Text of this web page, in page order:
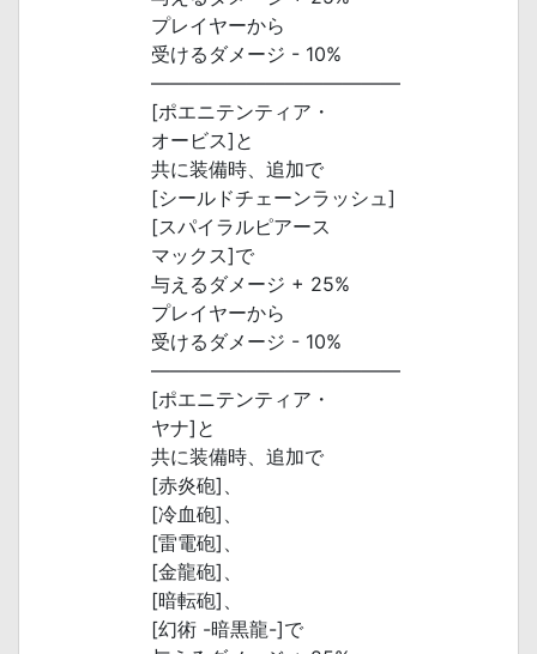
プレイヤーから
受けるダメージ - 10%
―――――――――――――
[ポエニテンティア・
オービス]と
共に装備時、追加で
[シールドチェーンラッシュ]
[スパイラルピアース
マックス]で
与えるダメージ + 25%
プレイヤーから
受けるダメージ - 10%
―――――――――――――
[ポエニテンティア・
ヤナ]と
共に装備時、追加で
[赤炎砲]、
[冷血砲]、
[雷電砲]、
[金龍砲]、
[暗転砲]、
[幻術 -暗黒龍-]で